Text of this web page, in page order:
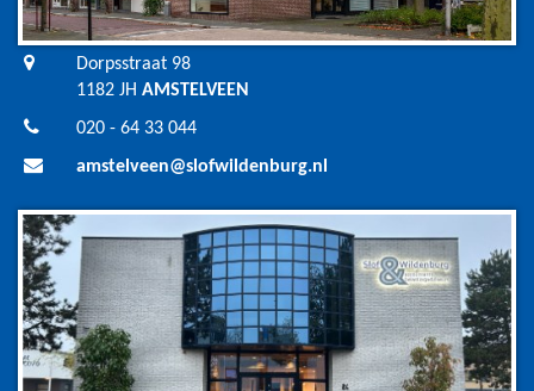
Dorpsstraat 98
1182 JH AMSTELVEEN
020 - 64 33 044
amstelveen@slofwildenburg.nl